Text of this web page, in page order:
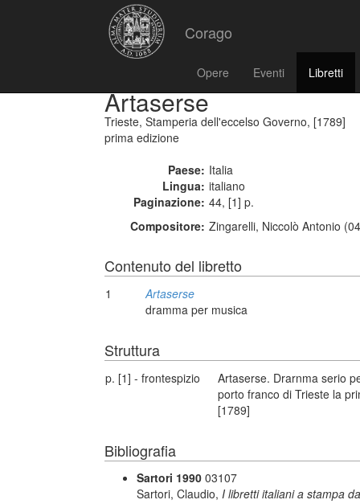
Corago
Opere Eventi Libretti
Artaserse
Trieste, Stamperia dell'eccelso Governo, [1789]
prima edizione
Paese: Italia
Lingua: italiano
Paginazione: 44, [1] p.
Compositore: Zingarelli, Niccolò Antonio
Contenuto del libretto
1
Artaserse
dramma per musica
Struttura
p. [1] - frontespizio
Artaserse. Drarnma serio
porto franco di Trieste la
[1789]
Bibliografia
Sartori 1990 03107
Sartori, Claudio, I libretti italiani a stampa